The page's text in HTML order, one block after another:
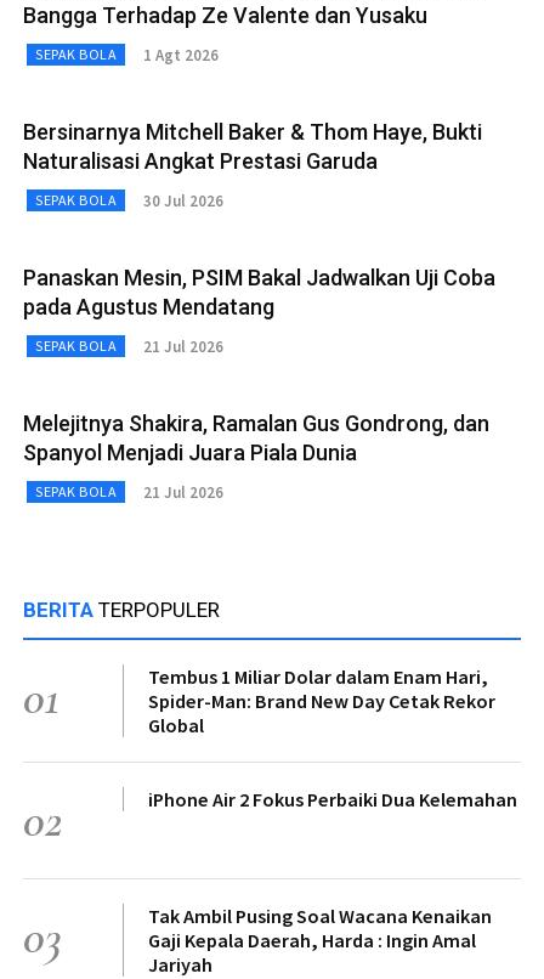
Bangga Terhadap Ze Valente dan Yusaku
SEPAK BOLA 1 Agt 2026
Bersinarnya Mitchell Baker & Thom Haye, Bukti
Naturalisasi Angkat Prestasi Garuda
SEPAK BOLA 30 Jul 2026
Panaskan Mesin, PSIM Bakal Jadwalkan Uji Coba
pada Agustus Mendatang
SEPAK BOLA 21 Jul 2026
Melejitnya Shakira, Ramalan Gus Gondrong, dan
Spanyol Menjadi Juara Piala Dunia
SEPAK BOLA 21 Jul 2026
BERITA TERPOPULER
01
Tembus 1 Miliar Dolar dalam Enam Hari,
Spider-Man: Brand New Day Cetak Rekor
Global
02 iPhone Air 2 Fokus Perbaiki Dua Kelemahan
03
Tak Ambil Pusing Soal Wacana Kenaikan
Gaji Kepala Daerah, Harda : Ingin Amal
Jariyah